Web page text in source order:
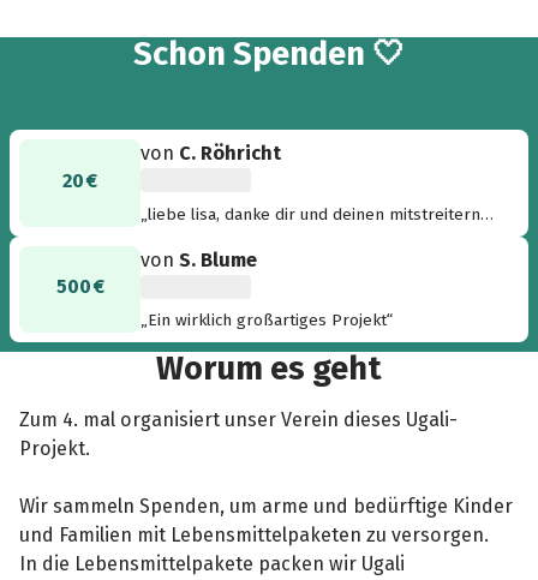
Schon 2
Spenden 🤍
20 €
von C. Röhricht
„liebe lisa, danke dir und deinen mitstreitern
500 €
vonS. Blume
„Ein wirklich großartiges Projekt“
Worum es geht
Zum 4. mal organisiert unser Verein dieses Ugali-
Projekt.
Wir sammeln Spenden, um arme und bedürftige Kinder
und Familien mit Lebensmittelpaketen zu versorgen.
In die Lebensmittelpakete packen wir Ugali